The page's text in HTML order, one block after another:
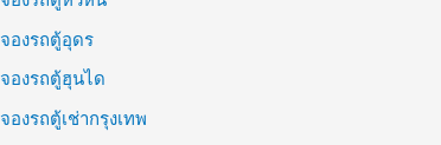
จองรถตู้อุดร
จองรถตู้ฮุนได
จองรถตู้เช่ากรุงเทพ